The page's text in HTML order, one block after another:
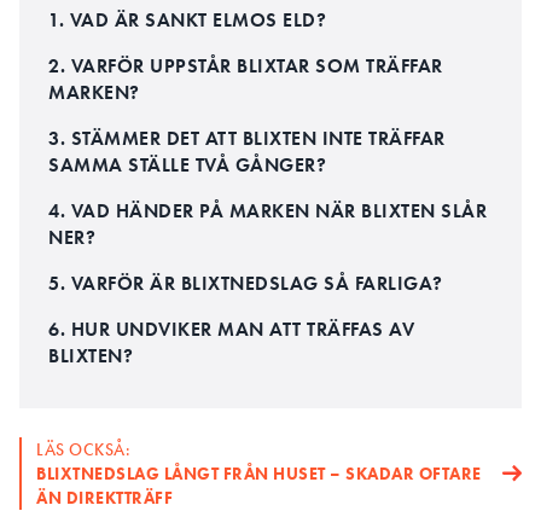
1. VAD ÄR SANKT ELMOS ELD?
2. VARFÖR UPPSTÅR BLIXTAR SOM TRÄFFAR
MARKEN?
3. STÄMMER DET ATT BLIXTEN INTE TRÄFFAR
SAMMA STÄLLE TVÅ GÅNGER?
4. VAD HÄNDER PÅ MARKEN NÄR BLIXTEN SLÅR
NER?
5. VARFÖR ÄR BLIXTNEDSLAG SÅ FARLIGA?
6. HUR UNDVIKER MAN ATT TRÄFFAS AV
BLIXTEN?
LÄS OCKSÅ:
BLIXTNEDSLAG LÅNGT FRÅN HUSET – SKADAR OFTARE
ÄN DIREKTTRÄFF